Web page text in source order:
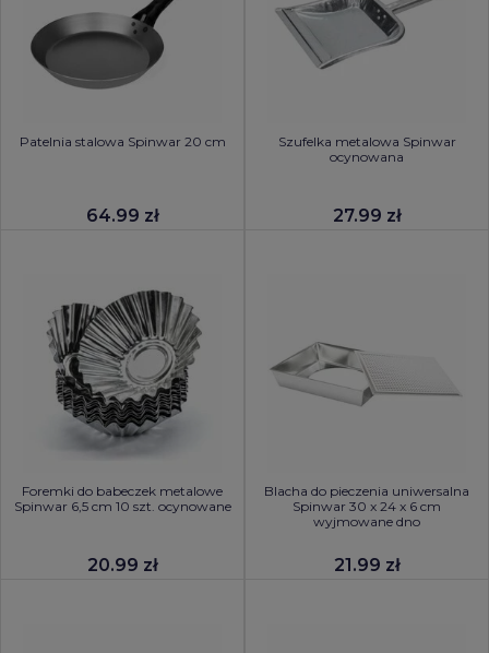
Patelnia stalowa Spinwar 20 cm
64.99 zł
Szufelka metalowa Spinwar
ocynowana
27.99 zł
Foremki do babeczek metalowe
Spinwar 6,5 cm 10 szt. ocynowane
20.99 zł
Blacha do pieczenia uniwersalna
Spinwar 30 x 24 x 6 cm
wyjmowane dno
21.99 zł